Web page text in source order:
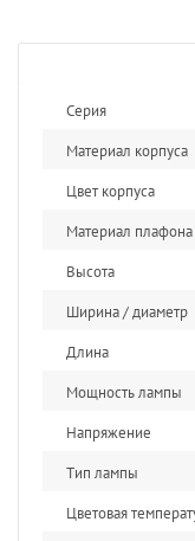
Серия
Материал корпуса
Цвет корпуса
Материал плафона
Высота
Ширина / диаметр
Длина
Мощность лампы
Напряжение
Тип лампы
Цветовая